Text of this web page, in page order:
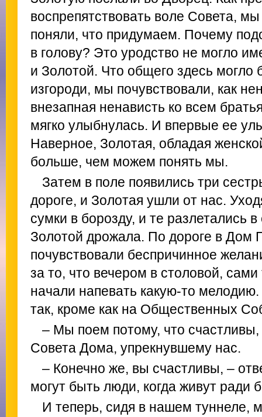
воспрепятствовать воле Совета,
поняли, что придумаем. Почему
в голову? Это уродство не могло
и Золотой. Что общего здесь могло
изгороди, мы почувствовали, как
внезапная ненависть ко всем
мягко улыбнулась. И впервые ее
Наверное, Золотая, обладая
больше, чем можем понять мы.
Затем в поле появились три
дороге, и Золотая ушли от нас.
сумки в борозду, и те разлетались
Золотой дрожала. По дороге в Дом
почувствовали беспричинное
за то, что вечером в столовой,
начали напевать какую-то мелодию.
так, кроме как на Общественных
– Мы поем потому, что
Совета Дома, упрекнувшему нас.
– Конечно же, вы счастливы, –
могут быть люди, когда живут ради
И теперь, сидя в нашем